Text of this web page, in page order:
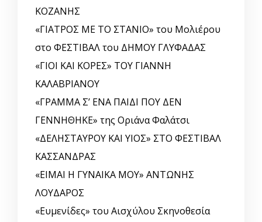
ΚΟΖΑΝΗΣ
«ΓΙΑΤΡΟΣ ΜΕ ΤΟ ΣΤΑΝΙΟ» του Μολιέρου
στο ΦΕΣΤΙΒΑΛ του ΔΗΜΟΥ ΓΛΥΦΑΔΑΣ
«ΓΙΟΙ ΚΑΙ ΚΟΡΕΣ» ΤΟΥ ΓΙΑΝΝΗ
ΚΑΛΑΒΡΙΑΝΟΥ
«ΓΡΑΜΜΑ Σ’ ΕΝΑ ΠΑΙΔΙ ΠΟΥ ΔΕΝ
ΓΕΝΝΗΘΗΚΕ» της Οριάνα Φαλάτσι
«ΔΕΛΗΣΤΑΥΡΟΥ ΚΑΙ ΥΙΟΣ» ΣΤΟ ΦΕΣΤΙΒΑΛ
ΚΑΣΣΑΝΔΡΑΣ
«ΕΙΜΑΙ Η ΓΥΝΑΙΚΑ ΜΟΥ» ΑΝΤΩΝΗΣ
ΛΟΥΔΑΡΟΣ
«Ευμενίδες» του Αισχύλου Σκηνοθεσία